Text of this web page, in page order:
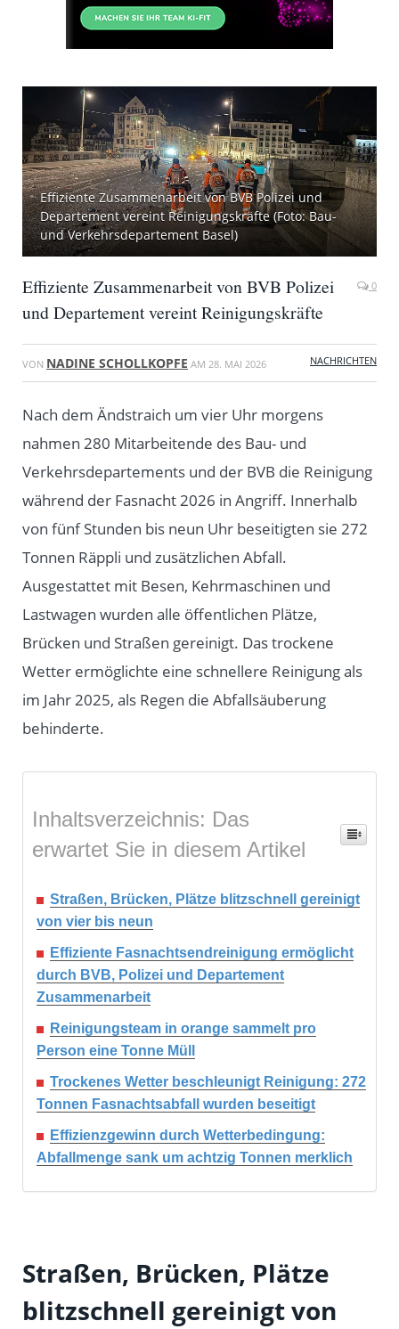
Effiziente Zusammenarbeit von BVB Polizei und
Departement vereint Reinigungskräfte (Foto: Bau-
und Verkehrsdepartement Basel)
Effiziente Zusammenarbeit von BVB Polizei
und Departement vereint Reinigungskräfte
0
VON NADINE SCHOLLKOPFE AM 28. MAI 2026 NACHRICHTEN
Nach dem Ändstraich um vier Uhr morgens
nahmen 280 Mitarbeitende des Bau- und
Verkehrsdepartements und der BVB die Reinigung
während der Fasnacht 2026 in Angriff. Innerhalb
von fünf Stunden bis neun Uhr beseitigten sie 272
Tonnen Räppli und zusätzlichen Abfall.
Ausgestattet mit Besen, Kehrmaschinen und
Lastwagen wurden alle öffentlichen Plätze,
Brücken und Straßen gereinigt. Das trockene
Wetter ermöglichte eine schnellere Reinigung als
im Jahr 2025, als Regen die Abfallsäuberung
behinderte.
Inhaltsverzeichnis: Das
erwartet Sie in diesem Artikel
Straßen, Brücken, Plätze blitzschnell gereinigt
von vier bis neun
Effiziente Fasnachtsendreinigung ermöglicht
durch BVB, Polizei und Departement
Zusammenarbeit
Reinigungsteam in orange sammelt pro
Person eine Tonne Müll
Trockenes Wetter beschleunigt Reinigung: 272
Tonnen Fasnachtsabfall wurden beseitigt
Effizienzgewinn durch Wetterbedingung:
Abfallmenge sank um achtzig Tonnen merklich
Straßen, Brücken, Plätze
blitzschnell gereinigt von